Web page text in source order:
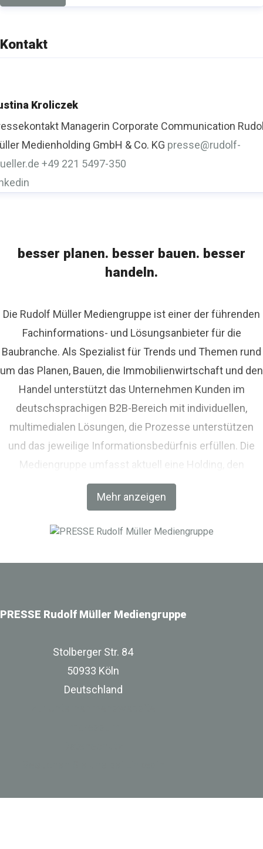
Kontakt
Kroliczek
Managerin Corporate Communication
Medienholding GmbH & Co. KG presse@rudolf-
+49 221 5497-350
besser planen. besser bauen. besser
handeln.
Mehr anzeigen
Die Rudolf Müller Mediengruppe ist einer der führenden
Fachinformations- und Lösungsanbieter für die
Baubranche. Als Spezialist für Trends und Themen rund
um das Planen, Bauen, die Immobilienwirtschaft und den
Handel unterstützt das Unternehmen Kunden im
deutschsprachigen B2B-Bereich mit individuellen,
multimedialen Lösungen, die Prozesse unterstützen
und das jeweilige Informationsbedürfnis erfüllen. Die
Mediengruppe umfasst aktuell eine Holding, den
Fachverlag RM Rudolf Müller Medien und mit der BIM
World MUNICH eine Netzwerkplattform für Akteure der
PRESSE Rudolf Müller Mediengruppe
Stolberger Str. 84
50933 Köln
Deutschland